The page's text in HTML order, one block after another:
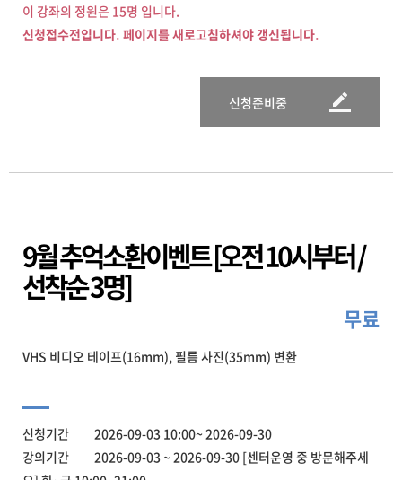
이 강좌의 정원은 15명 입니다.
신청접수전입니다. 페이지를 새로고침하셔야 갱신됩니다.
신청준비중
9월 추억소환이벤트 [오전 10시부터 /
선착순 3명]
무료
VHS 비디오 테이프(16mm), 필름 사진(35mm) 변환
신청기간 2026-09-03 10:00~ 2026-09-30
강의기간 2026-09-03 ~ 2026-09-30 [센터운영 중 방문해주세